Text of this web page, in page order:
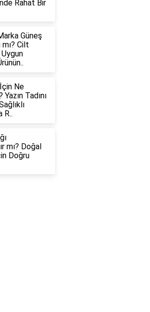
Rahat Bir
Güneş
mı? Cilt
Ne
Yazın Tadını
R..
mı? Doğal
Doğru